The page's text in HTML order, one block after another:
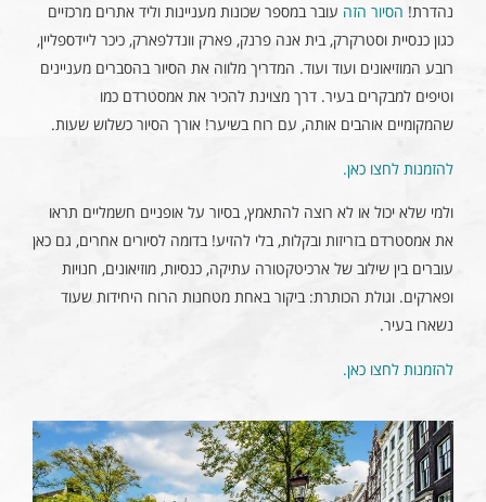
נהדרת! הסיור הזה עובר במספר שכונות מעניינות וליד אתרים מרכזיים
כגון כנסיית וסטרקרק, בית אנה פרנק, פארק וונדלפארק, כיכר ליידספליין,
רובע המוזיאונים ועוד ועוד. המדריך מלווה את הסיור בהסברים מעניינים
וטיפים למבקרים בעיר. דרך מצוינת להכיר את אמסטרדם כמו
שהמקומיים אוהבים אותה, עם רוח בשיער! אורך הסיור כשלוש שעות.
להזמנות לחצו כאן.
ולמי שלא יכול או לא רוצה להתאמץ, בסיור על אופניים חשמליים תראו
את אמסטרדם בזריזות ובקלות, בלי להזיע! בדומה לסיורים אחרים, גם כאן
עוברים בין שילוב של ארכיטקטורה עתיקה, כנסיות, מוזיאונים, חנויות
ופארקים. וגולת הכותרת: ביקור באחת מטחנות הרוח היחידות שעוד
נשארו בעיר.
להזמנות לחצו כאן.